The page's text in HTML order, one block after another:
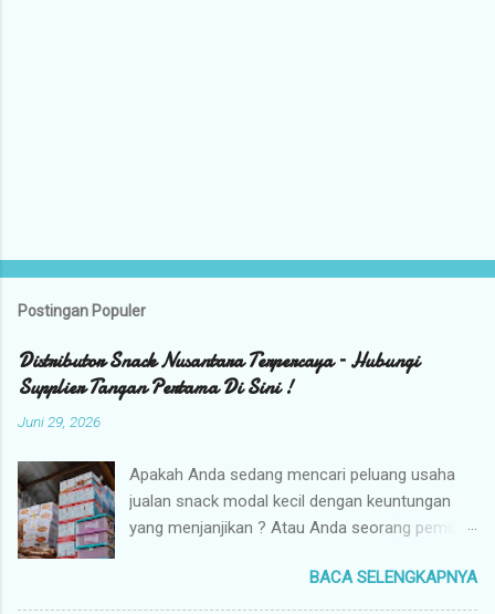
Postingan Populer
Distributor Snack Nusantara Terpercaya – Hubungi
Supplier Tangan Pertama Di Sini !
Juni 29, 2026
Apakah Anda sedang mencari peluang usaha
jualan snack modal kecil dengan keuntungan
yang menjanjikan ? Atau Anda seorang pemilik
tangan pertama dengan harga grosir camilan
kiloan termurah ? Camilan Nusantara hadir
BACA SELENGKAPNYA